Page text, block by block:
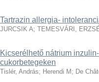
Tartrazin allergia-
JURCSIK A; TEMESVÁRI,
Kicserélhető nátrium
cukorbetegeken
Tislér, András; Herendi M ; De